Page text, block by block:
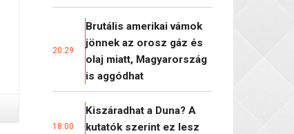
20:29
Brutális amerikai vámok
jönnek az orosz gáz és
olaj miatt, Magyarország
is aggódhat
18:00
Kiszáradhat a Duna? A
kutatók szerint ez lesz